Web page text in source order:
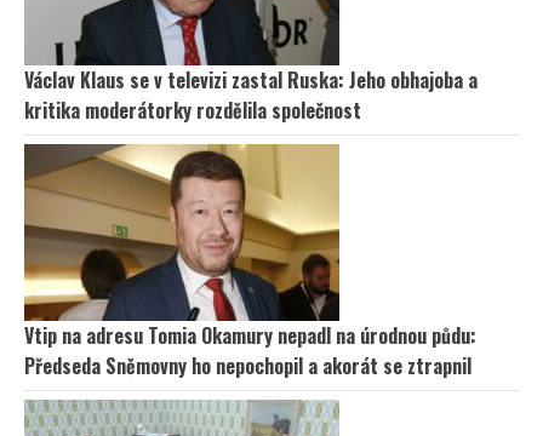
Václav Klaus se v televizi zastal Ruska: Jeho obhajoba a
kritika moderátorky rozdělila společnost
Vtip na adresu Tomia Okamury nepadl na úrodnou půdu:
Předseda Sněmovny ho nepochopil a akorát se ztrapnil